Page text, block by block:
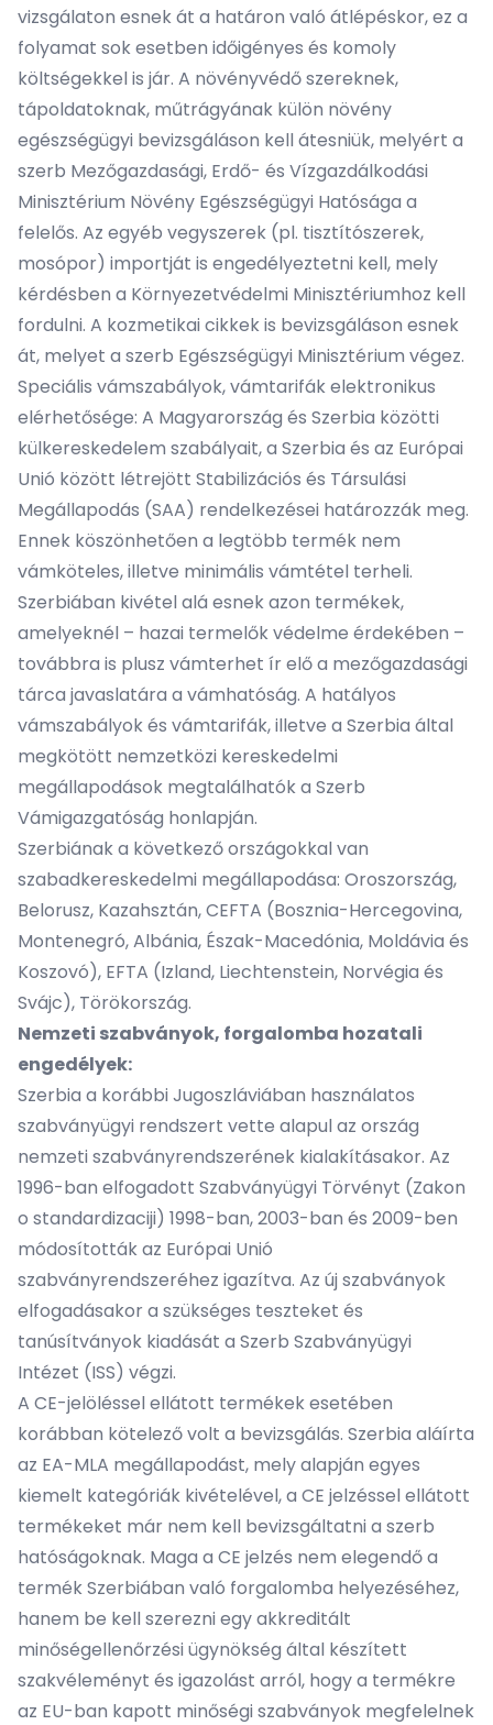
vizsgálaton esnek át a határon való átlépéskor, ez a
folyamat sok esetben időigényes és komoly
költségekkel is jár. A növényvédő szereknek,
tápoldatoknak, műtrágyának külön növény
egészségügyi bevizsgáláson kell átesniük, melyért a
szerb Mezőgazdasági, Erdő- és Vízgazdálkodási
Minisztérium Növény Egészségügyi Hatósága a
felelős. Az egyéb vegyszerek (pl. tisztítószerek,
mosópor) importját is engedélyeztetni kell, mely
kérdésben a Környezetvédelmi Minisztériumhoz kell
fordulni. A kozmetikai cikkek is bevizsgáláson esnek
át, melyet a szerb Egészségügyi Minisztérium végez.
Speciális vámszabályok, vámtarifák elektronikus
elérhetősége: A Magyarország és Szerbia közötti
külkereskedelem szabályait, a Szerbia és az Európai
Unió között létrejött Stabilizációs és Társulási
Megállapodás (SAA) rendelkezései határozzák meg.
Ennek köszönhetően a legtöbb termék nem
vámköteles, illetve minimális vámtétel terheli.
Szerbiában kivétel alá esnek azon termékek,
amelyeknél – hazai termelők védelme érdekében –
továbbra is plusz vámterhet ír elő a mezőgazdasági
tárca javaslatára a vámhatóság. A hatályos
vámszabályok és vámtarifák, illetve a Szerbia által
megkötött nemzetközi kereskedelmi
megállapodások megtalálhatók a Szerb
Vámigazgatóság honlapján.
Szerbiának a következő országokkal van
szabadkereskedelmi megállapodása: Oroszország,
Belorusz, Kazahsztán, CEFTA (Bosznia-Hercegovina,
Montenegró, Albánia, Észak-Macedónia, Moldávia és
Koszovó), EFTA (Izland, Liechtenstein, Norvégia és
Svájc), Törökország.
Nemzeti szabványok, forgalomba hozatali
engedélyek:
Szerbia a korábbi Jugoszláviában használatos
szabványügyi rendszert vette alapul az ország
nemzeti szabványrendszerének kialakításakor. Az
1996-ban elfogadott Szabványügyi Törvényt (Zakon
o standardizaciji) 1998-ban, 2003-ban és 2009-ben
módosították az Európai Unió
szabványrendszeréhez igazítva. Az új szabványok
elfogadásakor a szükséges teszteket és
tanúsítványok kiadását a Szerb Szabványügyi
Intézet (ISS) végzi.
A CE-jelöléssel ellátott termékek esetében
korábban kötelező volt a bevizsgálás. Szerbia aláírta
az EA-MLA megállapodást, mely alapján egyes
kiemelt kategóriák kivételével, a CE jelzéssel ellátott
termékeket már nem kell bevizsgáltatni a szerb
hatóságoknak. Maga a CE jelzés nem elegendő a
termék Szerbiában való forgalomba helyezéséhez,
hanem be kell szerezni egy akkreditált
minőségellenőrzési ügynökség által készített
szakvéleményt és igazolást arról, hogy a termékre
az EU-ban kapott minőségi szabványok megfelelnek